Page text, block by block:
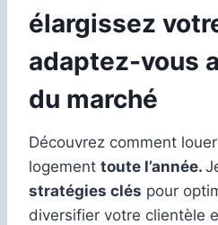
élargissez
adaptez-vous
du marché
Découvrez comment
logement toute l’année.
stratégies clés pour
diversifier votre clientèle